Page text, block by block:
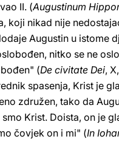
II. (Augustinum
koji nikad nije
Augustin u istome
nitko se ne
(De civitate Dei,
spasenja, Krist je
združen, tako da
Krist. Doista, on je
čovjek on i mi" (In